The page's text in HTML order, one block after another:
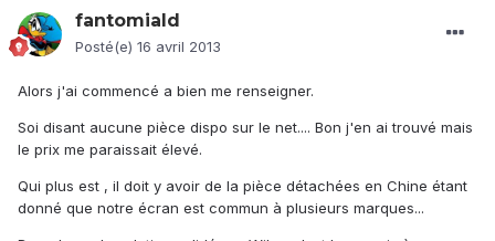
fantomiald
Posté(e) 16 avril 2013
Alors j'ai commencé a bien me renseigner.
Soi disant aucune pièce dispo sur le net.... Bon j'en ai trouvé mais
le prix me paraissait élevé.
Qui plus est , il doit y avoir de la pièce détachées en Chine étant
donné que notre écran est commun à plusieurs marques...